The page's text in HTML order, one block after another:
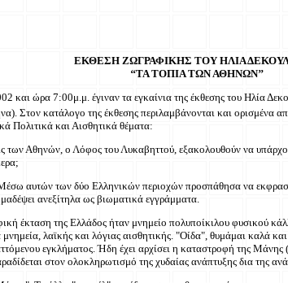
ΕΚΘΕΣΗ ΖΩΓΡΑΦΙΚΗΣ ΤΟΥ ΗΛΙΑ
‘‘ΤΑ ΤΟΠΙΑ ΤΩΝ ΑΘΗΝΩΝ’’
και ώρα 7:00μ.μ. έγιναν τα εγκαίνια της έκθεσης του Ηλία
Στον κατάλογο της έκθεσης περιλαμβάνονται και ορισμένα
Πολιτικά και Αισθητικά θέματα:
Αθηνών, ο Λόφος του Λυκαβηττού, εξακολουθούν να
αυτών των δύο Ελληνικών περιοχών προσπάθησα να
ανεξίτηλα ως βιωματικά εγγράμματα.
έκταση της Ελλάδος ήταν μνημείο πολυποίκιλου φυσικού
λαϊκής και λόγιας αισθητικής. "Οίδα", θυμάμαι καλά
εγκλήματος. Ήδη έχει αρχίσει η καταστροφή της
στον ολοκληρωτισμό της χυδαίας ανάπτυξης δια της